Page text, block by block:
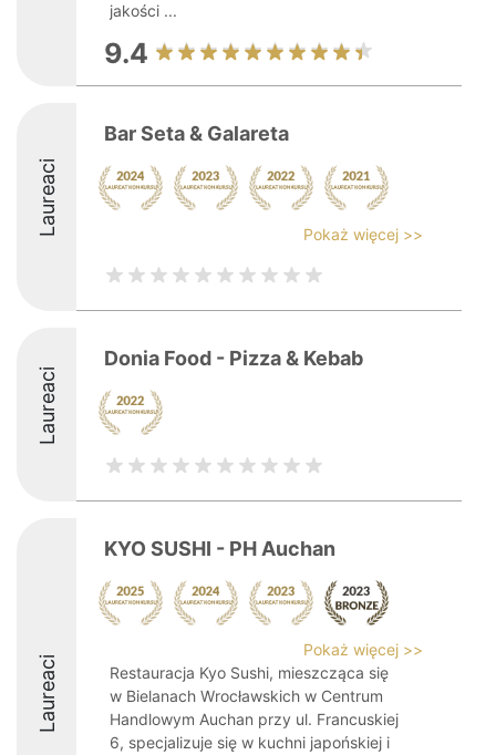
jakości ...
9.4
Laureaci
Bar Seta & Galareta
Pokaż więcej >>
Laureaci
Donia Food - Pizza & Kebab
Laureaci
KYO SUSHI - PH Auchan
Pokaż więcej >>
Restauracja Kyo Sushi, mieszcząca się
w Bielanach Wrocławskich w Centrum
Handlowym Auchan przy ul. Francuskiej
6, specjalizuje się w kuchni japońskiej i